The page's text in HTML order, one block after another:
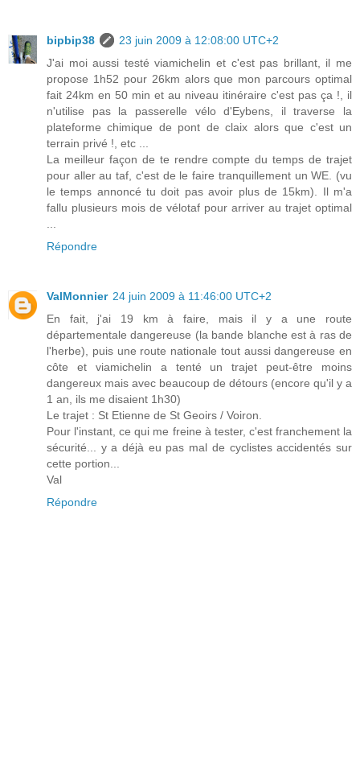
bipbip38
23 juin 2009 à 12:08:00 UTC+2
J'ai moi aussi testé viamichelin et c'est pas brillant, il me
propose 1h52 pour 26km alors que mon parcours optimal
fait 24km en 50 min et au niveau itinéraire c'est pas ça !, il
n'utilise pas la passerelle vélo d'Eybens, il traverse la
plateforme chimique de pont de claix alors que c'est un
terrain privé !, etc ...
La meilleur façon de te rendre compte du temps de trajet
pour aller au taf, c'est de le faire tranquillement un WE. (vu
le temps annoncé tu doit pas avoir plus de 15km). Il m'a
fallu plusieurs mois de vélotaf pour arriver au trajet optimal
Répondre
ValMonnier 24 juin 2009 à 11:46:00 UTC+2
En fait, j'ai 19 km à faire, mais il y a une route
départementale dangereuse (la bande blanche est à ras de
l'herbe), puis une route nationale tout aussi dangereuse en
côte et viamichelin a tenté un trajet peut-être moins
dangereux mais avec beaucoup de détours (encore qu'il y a
1 an, ils me disaient 1h30)
Le trajet : St Etienne de St Geoirs / Voiron.
Pour l'instant, ce qui me freine à tester, c'est franchement la
sécurité... y a déjà eu pas mal de cyclistes accidentés sur
cette portion...
Val
Répondre